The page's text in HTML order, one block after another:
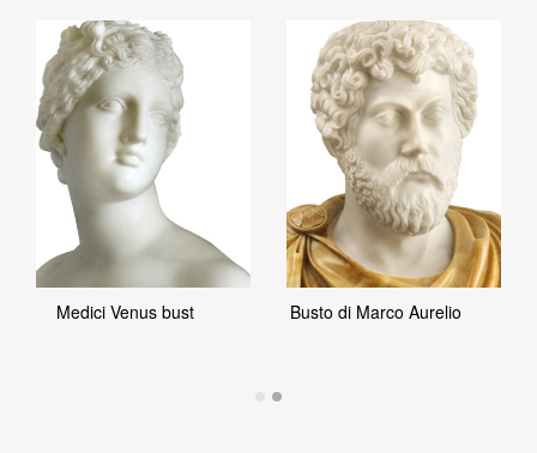
Medici Venus bust Busto di Marco Aurelio